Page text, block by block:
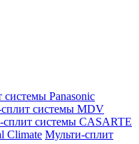
Panasonic
системы MDV
сплит системы CASARTE
Climate Мульти-сплит